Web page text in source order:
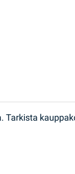
Tarkista